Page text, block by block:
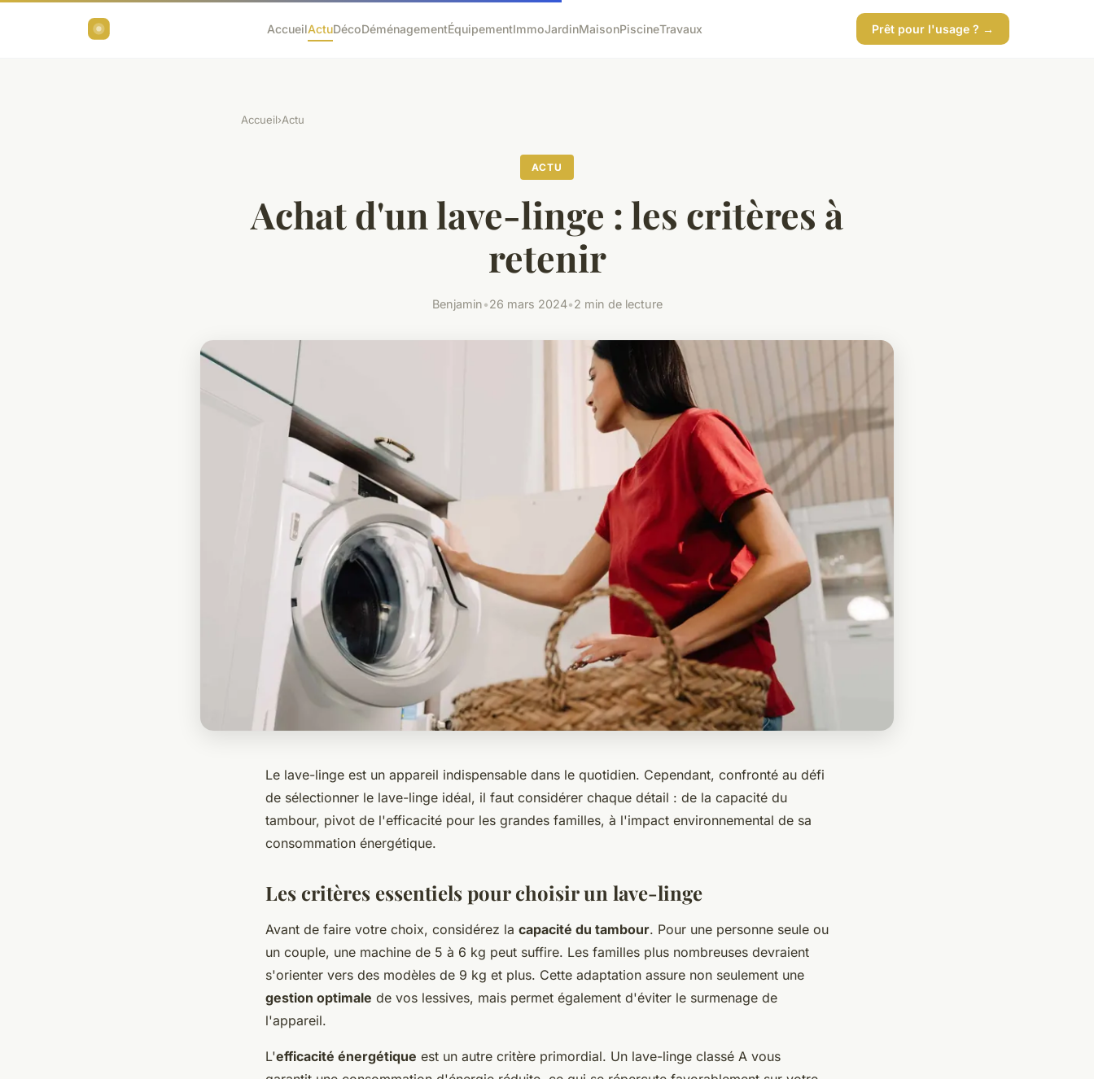
AccueilActuDécoDéménagementÉquipementImmoJardinMaisonPiscineTravaux Prêt pour l'usage ? →
Accueil›Actu
ACTU
Achat d'un lave-linge : les critères à
retenir
Benjamin•26 mars 2024•2 min de lecture
Le lave-linge est un appareil indispensable dans le quotidien. Cependant, confronté au défi
de sélectionner le lave-linge idéal, il faut considérer chaque détail : de la capacité du
tambour, pivot de l'efficacité pour les grandes familles, à l'impact environnemental de sa
consommation énergétique.
Les critères essentiels pour choisir un lave-linge
Avant de faire votre choix, considérez la capacité du tambour. Pour une personne seule ou
un couple, une machine de 5 à 6 kg peut suffire. Les familles plus nombreuses devraient
s'orienter vers des modèles de 9 kg et plus. Cette adaptation assure non seulement une
gestion optimale de vos lessives, mais permet également d'éviter le surmenage de
l'appareil.
L'efficacité énergétique est un autre critère primordial. Un lave-linge classé A vous